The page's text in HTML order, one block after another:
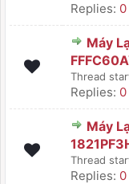
Replies: 0
Máy
Thread
Replies: 0
Máy
Thread
Replies: 0